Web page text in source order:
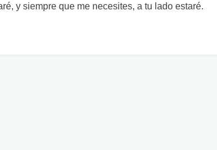
y siempre que me necesites, a tu lado estaré.